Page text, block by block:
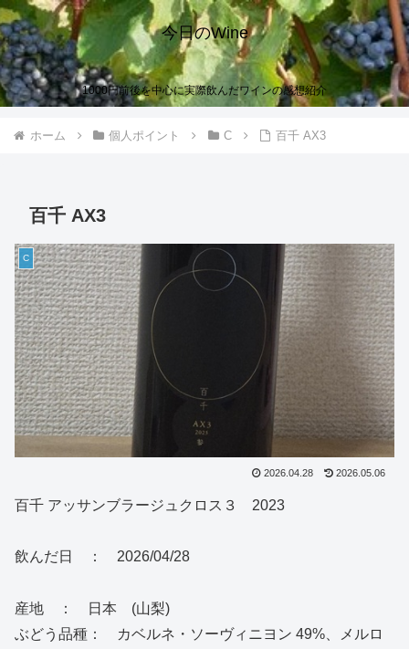
今日のWine
1000円前後を中心に実際飲んだワインの感想紹介
ホーム 個人ポイント C 百千 AX3
百千 AX3
C
2026.04.28 2026.05.06
百千 アッサンブラージュクロス３ 2023
飲んだ日 ： 2026/04/28
産地 ： 日本 (山梨)
ぶどう品種： カベルネ・ソーヴィニヨン 49%、メルロ